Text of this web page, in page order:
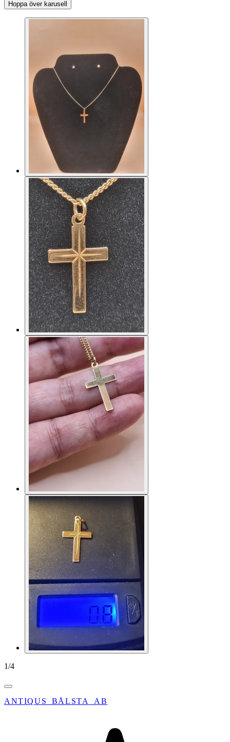
Hoppa över karusell
1/4
ANTIQUS_BÅLSTA_AB